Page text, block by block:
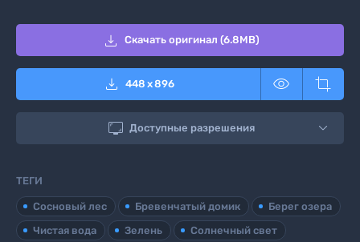
 Скачать оригинал (6.8MB)
 448 x896  
 Доступные разрешения
ТЕГИ
Сосновый лес Бревенчатый домик
Берег озера
Чистая вода
Зелень
Солнечный свет